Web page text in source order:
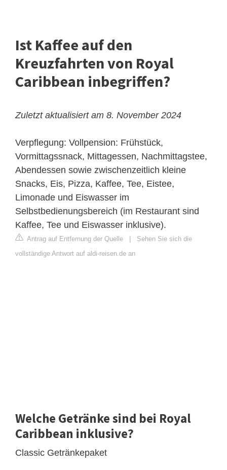
Ist Kaffee auf den
Kreuzfahrten von Royal
Caribbean inbegriffen?
Zuletzt aktualisiert am 8. November 2024
Verpflegung: Vollpension: Frühstück,
Vormittagssnack, Mittagessen, Nachmittagstee,
Abendessen sowie zwischenzeitlich kleine
Snacks, Eis, Pizza, Kaffee, Tee, Eistee,
Limonade und Eiswasser im
Selbstbedienungsbereich (im Restaurant sind
Kaffee, Tee und Eiswasser inklusive).
Antrag auf Entfernung der Quelle
Sehen Sie sich die
vollständige Antwort auf aldi-reisen.de an
Welche Getränke sind bei Royal
Caribbean inklusive?
Classic Getränkepaket